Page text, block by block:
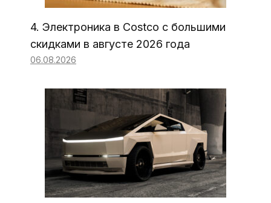
4. Электроника в Costco с большими
скидками в августе 2026 года
06.08.2026